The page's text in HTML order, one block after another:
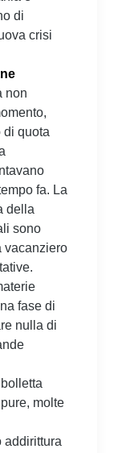
di
crisi
non
di quota
fa. La
della
sono
vacanziero
fase di
nulla di
molte
addirittura